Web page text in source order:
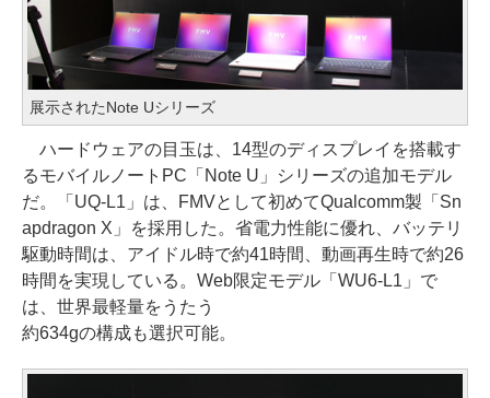
展示されたNote Uシリーズ
ハードウェアの目玉は、14型のディスプレイを搭載す
るモバイルノートPC「Note U」シリーズの追加モデル
だ。「UQ-L1」は、FMVとして初めてQualcomm製「Sn
apdragon X」を採用した。省電力性能に優れ、バッテリ
駆動時間は、アイドル時で約41時間、動画再生時で約26
時間を実現している。Web限定モデル「WU6-L1」で
は、世界最軽量をうたう
約634gの構成も選択可能。